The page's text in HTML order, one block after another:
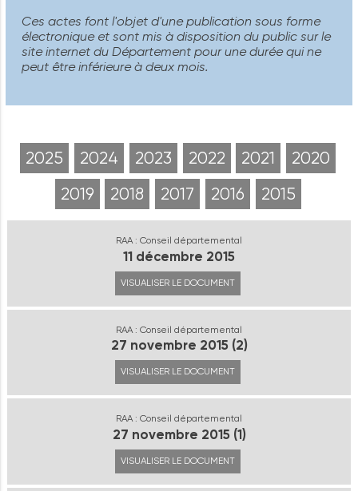
Ces actes font l'objet d'une publication sous forme
électronique et sont mis à disposition du public sur le
site internet du Département pour une durée qui ne
peut être inférieure à deux mois.
2025 2024 2023 2022 2021
2020
2019
2018 2017 2016 2015
RAA : Conseil départemental
11 décembre 2015
VISUALISER LE DOCUMENT
RAA : Conseil départemental
27 novembre 2015 (2)
VISUALISER LE DOCUMENT
RAA : Conseil départemental
27 novembre 2015 (1)
VISUALISER LE DOCUMENT